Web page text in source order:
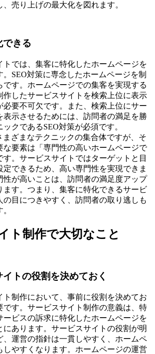
、売り上げの最大化を図れます。
できる
トでは、集客に特化したホームページを
。SEO対策に専念したホームページを制
です。ホームページでの集客を実現する
作したサービスサイトを検索上位に表示
必要不可欠です。また、検索上位にサー
表示させるためには、訪問者の満足を勝
クであるSEO対策が必須です。
まざまなテクニックの集合体ですが、そ
な要素は「専門性の高いホームページで
す。サービスサイトではターゲットと目
定できるため、高い専門性を実現できま
性が高いことは、訪問者の満足度アップ
ます。つまり、集客に特化できるサービ
の目につきやすく、訪問者の取り逃しも
ト制作で大切なこと
トの役割を決めておく
ト制作において、事前に役割を決めてお
です。サービスサイト制作の意義は、特
ービスの訴求に特化したホームページを
にあります。サービスサイトの役割が明
、運営の指針は一貫しやすく、ホームペ
しやすくなります。ホームページの運営